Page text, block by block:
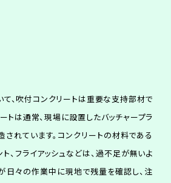
て、吹付コンクリートは重要な支持部材で
トは通常、現場に設置したバッチャープラ
れています。コンクリートの材料である
、フライアッシュなどは、過不足が無いよ
日々の作業中に現地で残量を確認し、注